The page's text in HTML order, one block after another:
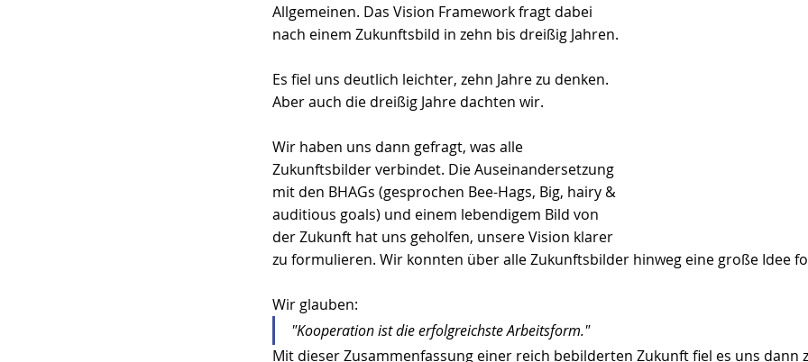
Allgemeinen. Das Vision Framework fragt dabei
nach einem Zukunftsbild in zehn bis dreißig Jahren.
Es fiel uns deutlich leichter, zehn Jahre zu denken.
Aber auch die dreißig Jahre dachten wir.
Wir haben uns dann gefragt, was alle
Zukunftsbilder verbindet. Die Auseinandersetzung
mit den BHAGs (gesprochen Bee-Hags, Big, hairy &
auditious goals) und einem lebendigem Bild von
der Zukunft hat uns geholfen, unsere Vision klarer
zu formulieren. Wir konnten über alle Zukunftsbilder hinweg eine große Idee
Wir glauben:
"Kooperation ist die erfolgreichste Arbeitsform."
Mit dieser Zusammenfassung einer reich bebilderten Zukunft fiel es uns dann